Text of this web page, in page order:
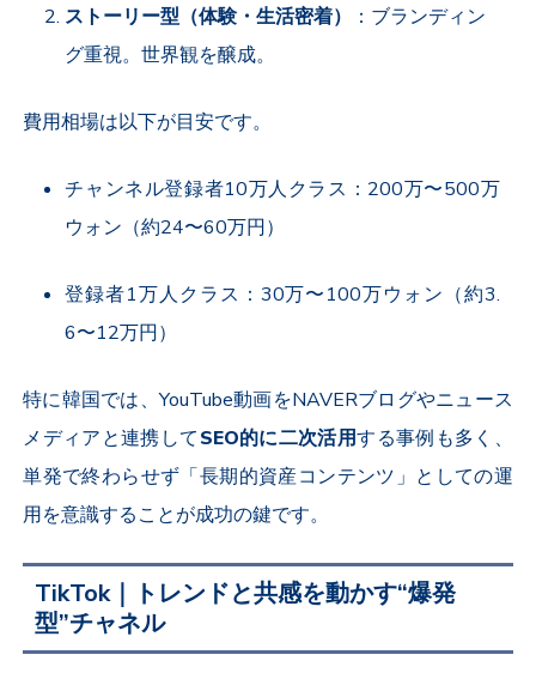
ストーリー型（体験・生活密着）
：ブランディン
グ重視。世界観を醸成。
費用相場は以下が目安です。
チャンネル登録者10万人クラス： 200万〜500万
ウォン（約24〜60万円）
登録者1万人クラス： 30万〜100万ウォン（約3.
6〜12万円）
特に韓国では、YouTube動画をNAVERブログやニュース
メディアと連携してSEO的に二次活用する事例も多く、
単発で終わらせず「長期的資産コンテンツ」としての運
用を意識することが成功の鍵です。
TikTok｜トレンドと共感を動かす“爆発
型”チャネル